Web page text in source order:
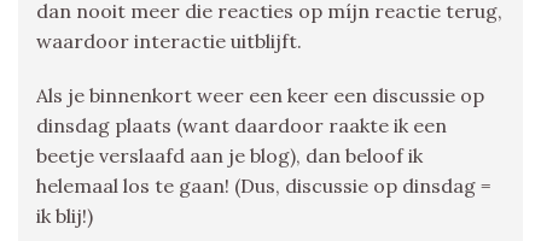
dan nooit meer die reacties op míjn reactie terug,
waardoor interactie uitblijft.
Als je binnenkort weer een keer een discussie op
dinsdag plaats (want daardoor raakte ik een
beetje verslaafd aan je blog), dan beloof ik
helemaal los te gaan! (Dus, discussie op dinsdag =
ik blij!)